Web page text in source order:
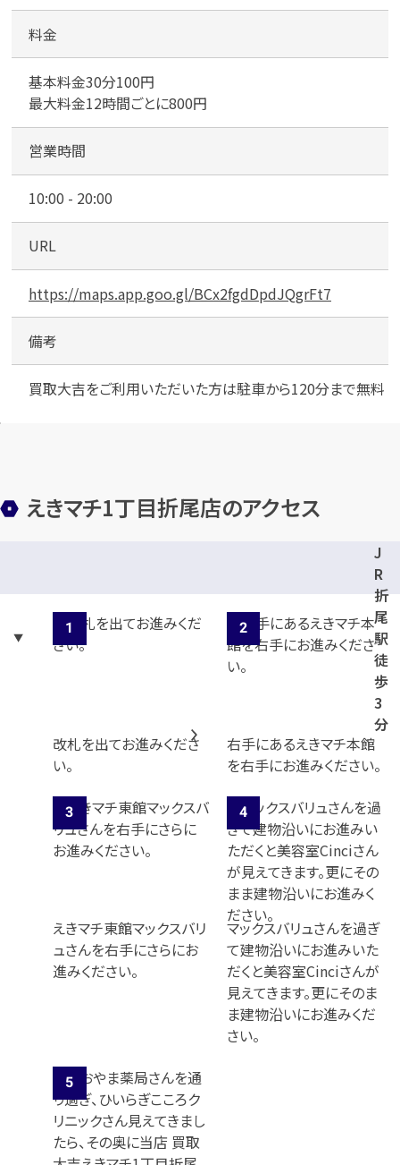
尾
ー
料金
基本料金30分100円
最大料金12時間ごとに800円
営業時間
10:00 - 20:00
URL
https://maps.app.goo.gl/BCx2fgdDpdJQgrFt7
備考
買取大吉をご利用いただいた方は駐車から120分まで無料
えきマチ1丁目折尾店のアクセス
J
R
折
尾
駅
徒
歩
3
分
改札を出てお進みくださ
い。
右手にあるえきマチ本館
を右手にお進みください。
えきマチ東館マックスバリ
ュさんを右手にさらにお
進みください。
マックスバリュさんを過ぎ
て建物沿いにお進みいた
だくと美容室Cinciさんが
見えてきます。更にそのま
ま建物沿いにお進みくだ
さい。